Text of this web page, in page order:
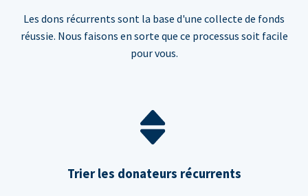
Les dons récurrents sont la base d'une collecte de fonds
réussie. Nous faisons en sorte que ce processus soit facile
pour vous.
Trier les donateurs récurrents